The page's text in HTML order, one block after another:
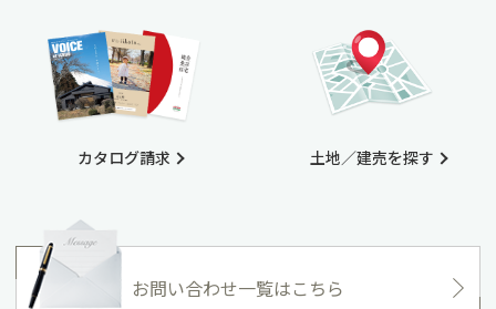
カタログ請求 土地／建売を探す
お問い合わせ一覧はこちら